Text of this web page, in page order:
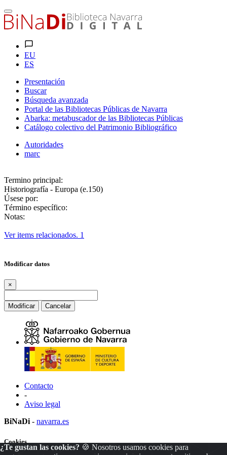
EU
ES
Presentación
Buscar
Búsqueda avanzada
Portal de las Bibliotecas Públicas de Navarra
Abarka: metabuscador de las Bibliotecas Públicas
Catálogo colectivo del Patrimonio Bibliográfico
Autoridades
marc
Termino principal:
Historiografía - Europa (e.150)
Úsese por:
Término específico:
Notas:
Ver items relacionados. 1
Modificar datos
×
Modificar Cancelar
Contacto
-
Aviso legal
BiNaDi - navarra.es
¿Te gustan las cookies? 🍪 Nosotros usamos cookies para
Cookies